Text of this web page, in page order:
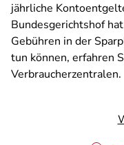
jährliche
Bundesgerichtshof
Gebühren in der
tun können, erfahren
Verbraucherzentralen.